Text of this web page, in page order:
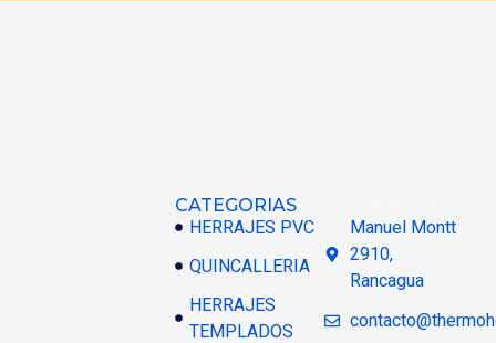
CATEGORIAS
HERRAJES PVC
QUINCALLERIA
HERRAJES
TEMPLADOS
Manuel Montt
2910,
Rancagua